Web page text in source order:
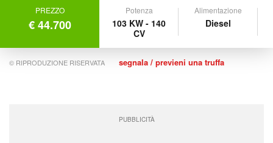
PREZZO
€ 44.700
Potenza
103 KW - 140
CV
Alimentazione
Diesel
© RIPRODUZIONE RISERVATA segnala / previeni una truffa
PUBBLICITÀ